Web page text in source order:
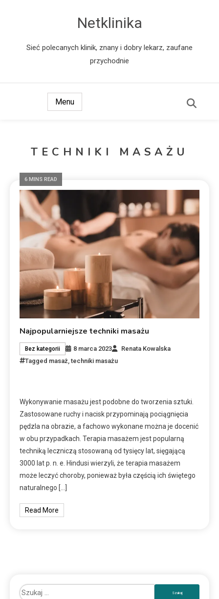
Netklinika
Sieć polecanych klinik, znany i dobry lekarz, zaufane
przychodnie
Menu
TECHNIKI MASAŻU
6 MINS READ
Najpopularniejsze techniki masażu
Bez kategorii 8 marca 2023
Renata Kowalska
Tagged masaż ,techniki masażu
Wykonywanie masażu jest podobne do tworzenia sztuki.
Zastosowane ruchy i nacisk przypominają pociągnięcia
pędzla na obrazie, a fachowo wykonane można je docenić
w obu przypadkach. Terapia masażem jest popularną
techniką leczniczą stosowaną od tysięcy lat, sięgającą
3000 lat p. n. e. Hindusi wierzyli, że terapia masażem
może leczyć choroby, ponieważ była częścią ich świętego
naturalnego […]
Read More